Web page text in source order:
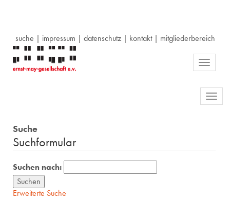
suche | impressum | datenschutz| kontakt| mitgliederbereich
Toggle
Suche
Suchformular
Suchen nach:
Erweiterte Suche